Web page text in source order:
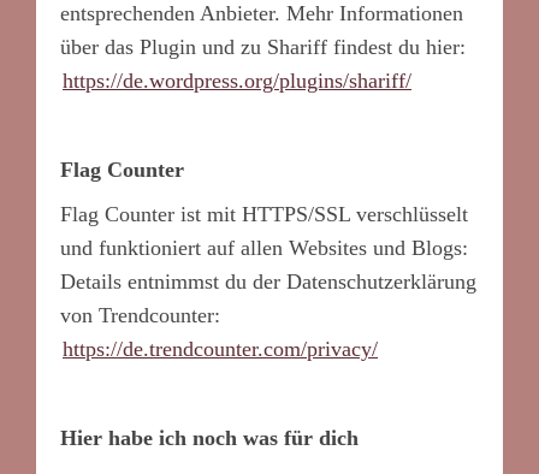
entsprechenden Anbieter. Mehr Informationen
über das Plugin und zu Shariff findest du hier:
https://de.wordpress.org/plugins/shariff/
Flag Counter
Flag Counter ist mit HTTPS/SSL verschlüsselt
und funktioniert auf allen Websites und Blogs:
Details entnimmst du der Datenschutzerklärung
von Trendcounter:
https://de.trendcounter.com/privacy/
Hier habe ich noch was für dich